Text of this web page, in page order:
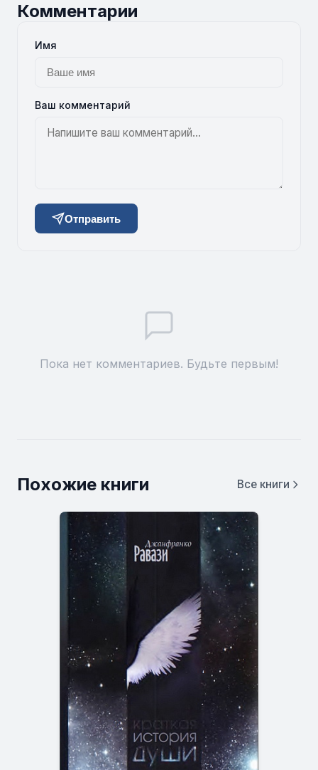
Комментарии
Имя
Ваш комментарий
Отправить
Пока нет комментариев. Будьте первым!
Похожие книги Все книги